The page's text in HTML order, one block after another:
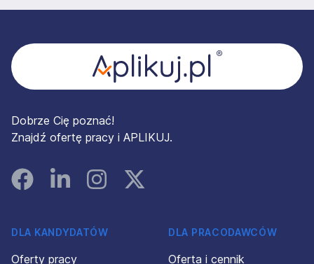
Dobrze Cię poznać!
Znajdź ofertę pracy i APLIKUJ.
FacebookLinked InInstagramInstagram
DLA KANDYDATÓW
Oferty pracy
DLA PRACODAWCÓW
Oferta i cennik